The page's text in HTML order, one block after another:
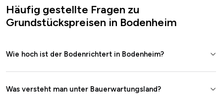
Häufig gestellte Fragen zu
Grundstückspreisen in Bodenheim
Wie hoch ist der Bodenrichtert in Bodenheim?
Was versteht man unter Bauerwartungsland?